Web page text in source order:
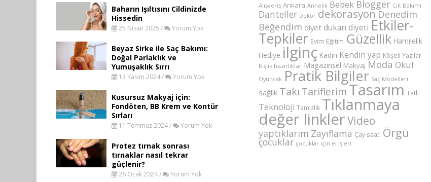
Baharın Işıltısını Cildinizde
Hissedin
25 Nisan 2025 / Yorum Yok
Beyaz Sirke ile Saç Bakımı:
Doğal Parlaklık ve
Yumuşaklık Sırrı
13 Kasım 2024 / Yorum Yok
Kusursuz Makyaj için:
Fondöten, BB Krem ve Kontür
Sırları
11 Temmuz 2024 / Yorum Yok
Protez tırnak sonrası
tırnaklar nasıl tekrar
güçlenir?
26 Ocak 2024 / Yorum Yok
Alışveriş Ankara Annelik Bebek Blogger Cilt Bakımı
Danteller Dekor dekorasyon Denedim
Beğendim diyet dukan diyeti Etkiler-
Tepkiler Evim Eğitim Güzellik Hamilelik
Hediye ilginç Kadın Kendin yap Köşeli Yazılar
Kışlık hazırlıklar Magazinsel Makyaj Moda Okul
Oyuncak Pratik Bilgiler Saç Modelleri
sağlık Takı Tariflerim Tasarım Tatlı
Teknoloji Temizlik Tıklanmaya
değer linklerVideo
yaptıklarım Zayıflama Çay saati Örgü
çocuklar çocuklar için el işleri